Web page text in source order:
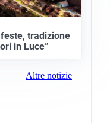
tradizione
in Luce”
Altre notizie